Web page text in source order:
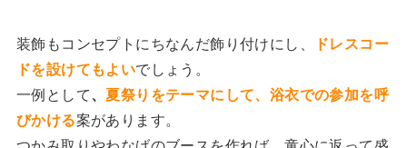
装飾もコンセプトにちなんだ飾り付けにし、
ドレスコー
ドを設けてもよいでしょう。
一例として、夏祭りをテーマにして、浴衣での参加を呼
びかける案があります。